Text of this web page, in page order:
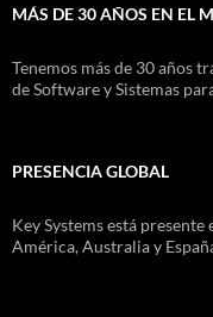
MÁS DE 30 AÑOS EN EL
Tenemos más de 30 años
de Software y Sistemas
PRESENCIA GLOBAL
Key Systems está
América, Australia y